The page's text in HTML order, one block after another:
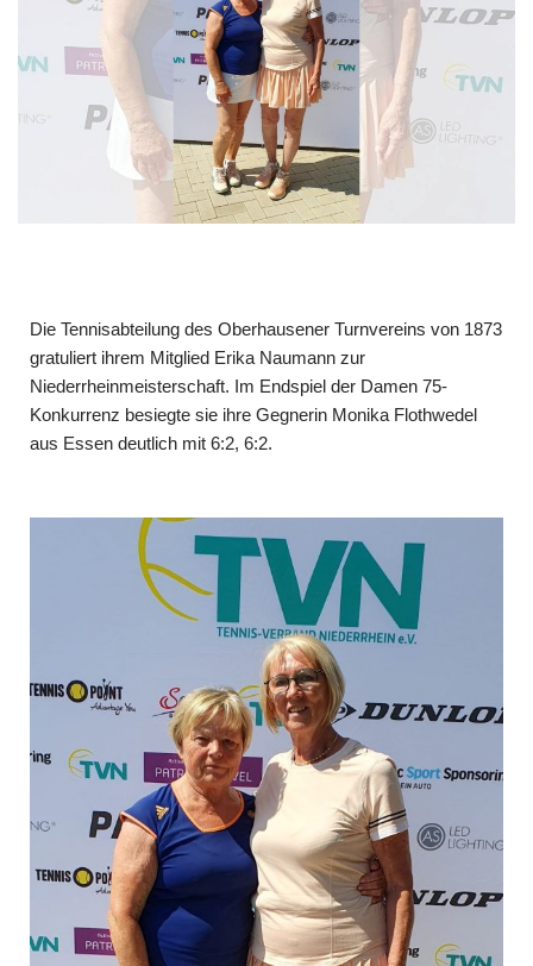
Die Tennisabteilung des Oberhausener Turnvereins von 1873
gratuliert ihrem Mitglied Erika Naumann zur
Niederrheinmeisterschaft. Im Endspiel der Damen 75-
Konkurrenz besiegte sie ihre Gegnerin Monika Flothwedel
aus Essen deutlich mit 6:2, 6:2.